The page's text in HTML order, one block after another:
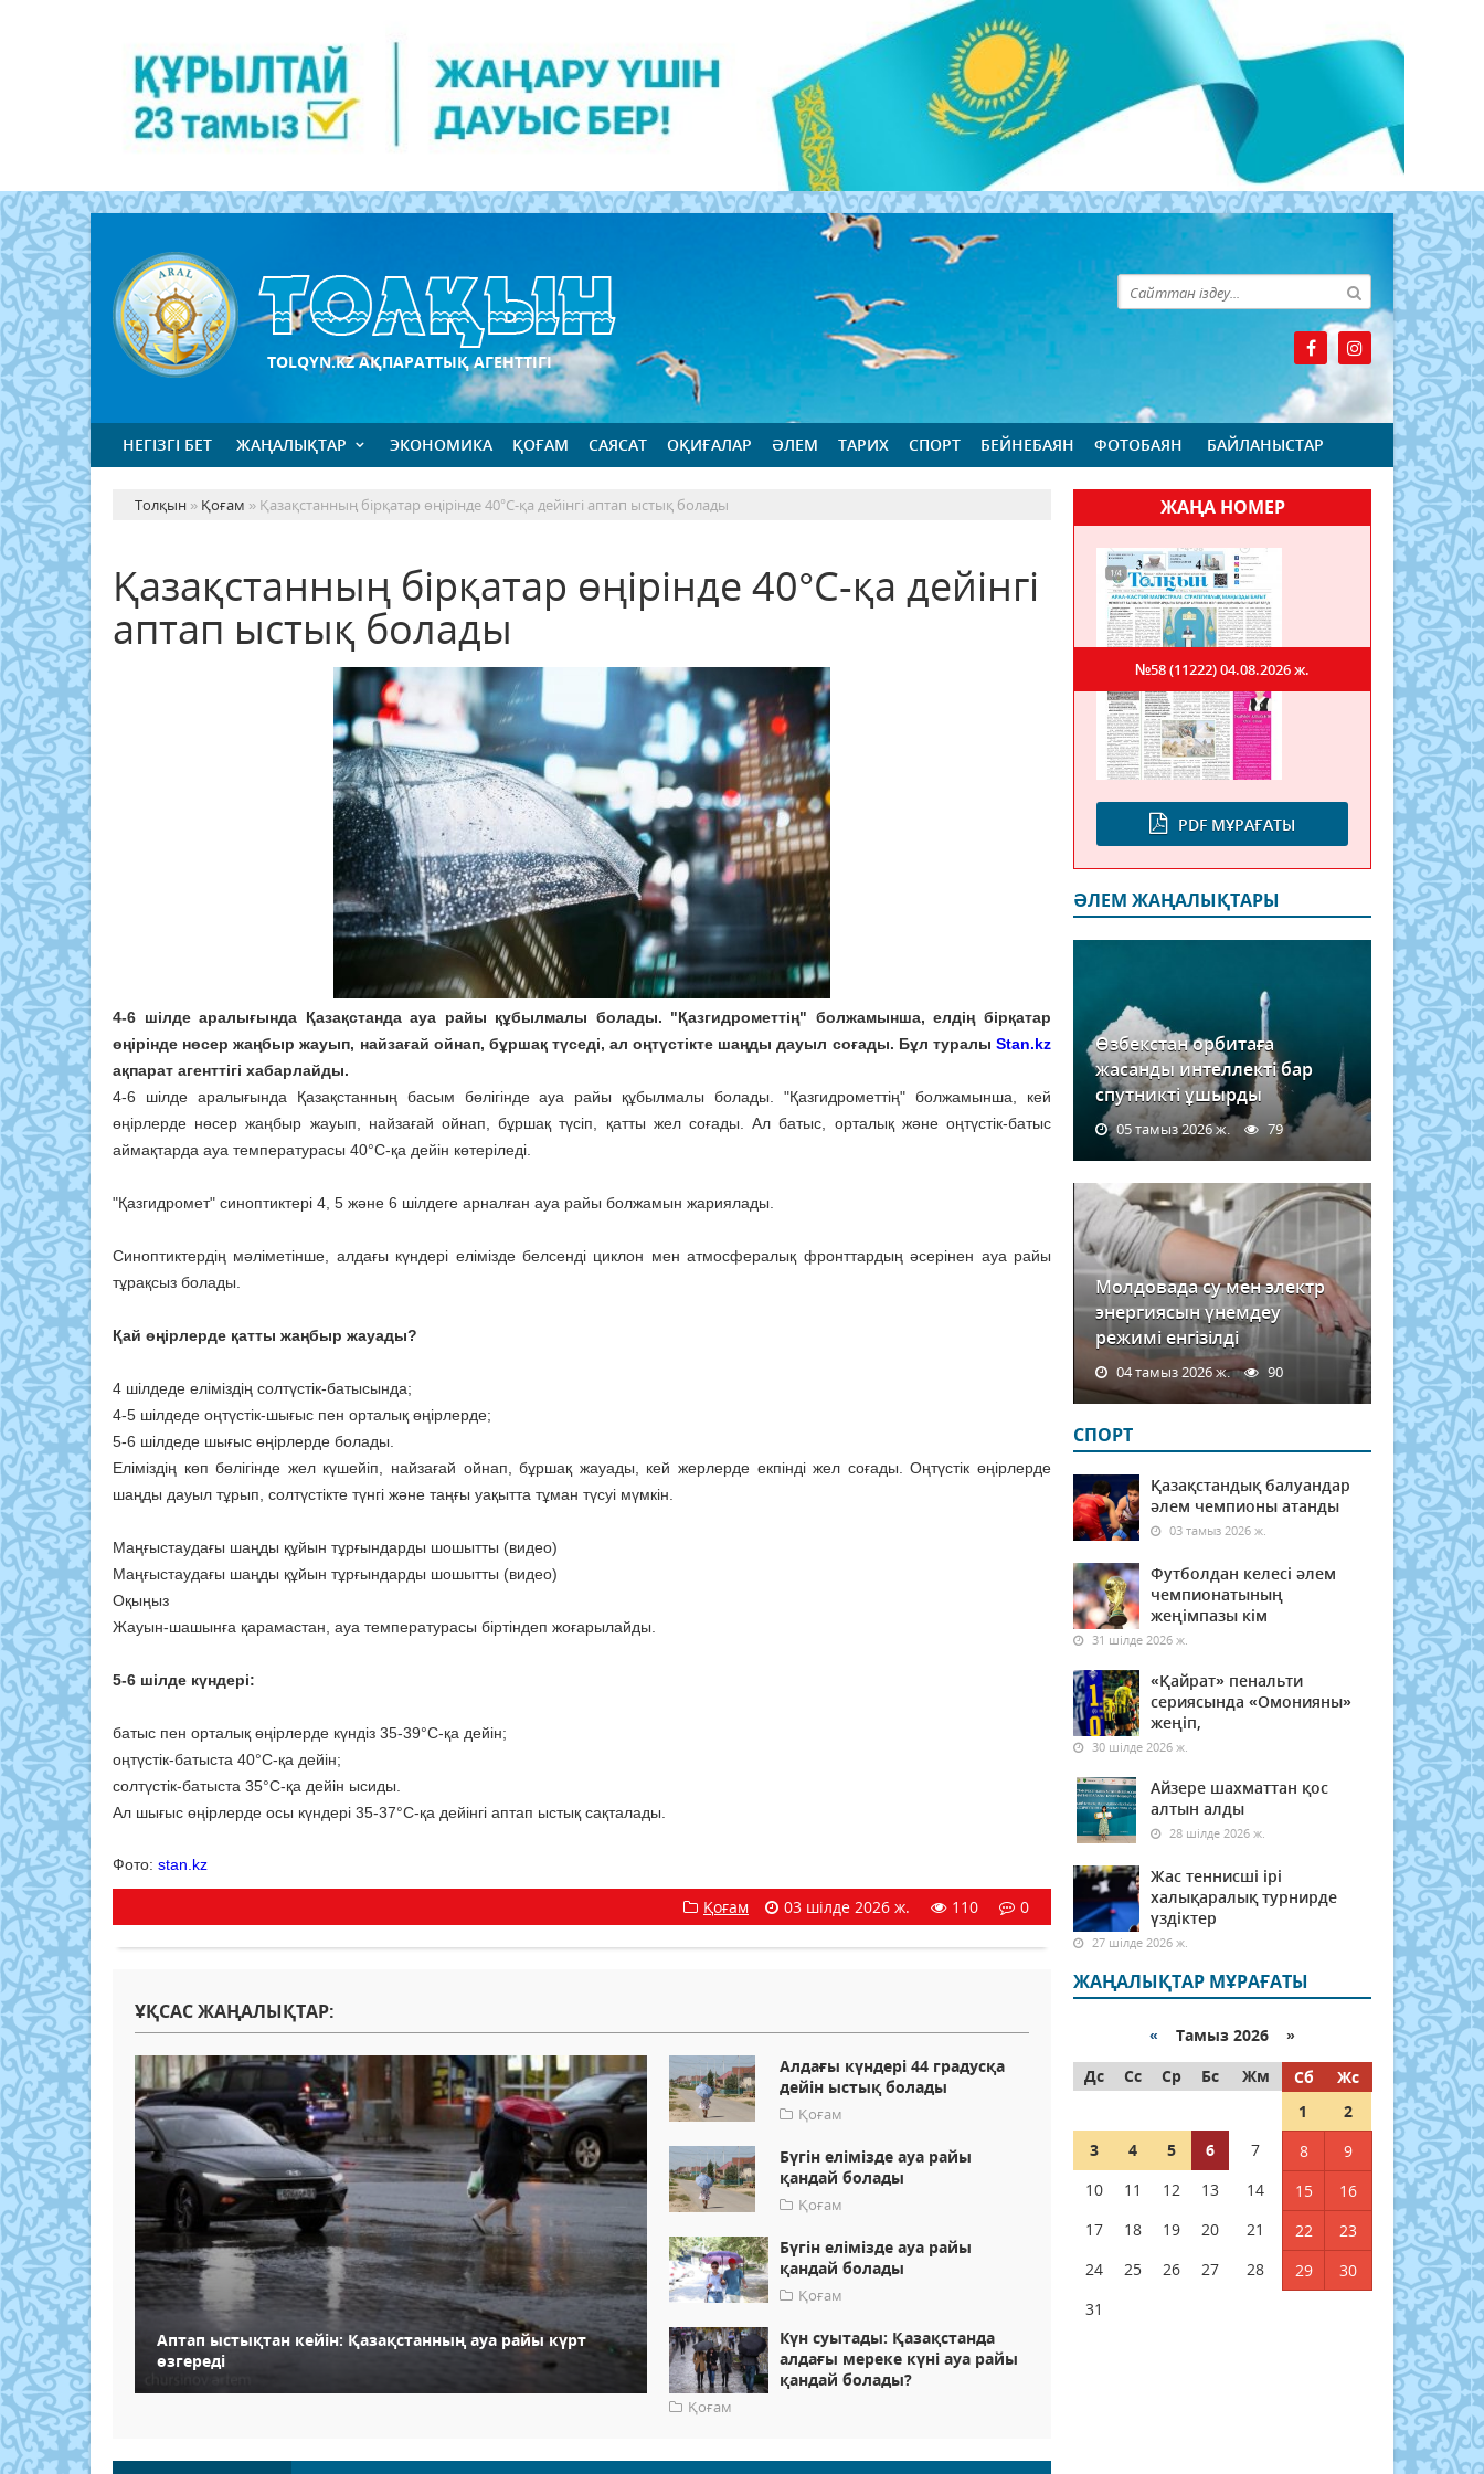
TOLQYN.KZ АҚПАРАТТЫҚ АГЕНТТІГІ
НЕГІЗГІ БЕТ ЖАҢАЛЫҚТАР ЭКОНОМИКА ҚОҒАМ САЯСАТ ОҚИҒАЛАР ӘЛЕМ ТАРИХ СПОРТ БЕЙНЕБАЯН ФОТОБАЯН БАЙЛАНЫСТАР
Толқын » Қоғам » Қазақстанның бірқатар өңірінде 40°C-қа дейінгі аптап ыстық болады
Қазақстанның бірқатар өңірінде 40°C-қа дейінгі
аптап ыстық болады
4-6 шілде аралығында Қазақстанда ауа райы құбылмалы болады. "Қазгидрометтің" болжамынша, елдің бірқатар
өңірінде нөсер жаңбыр жауып, найзағай ойнап, бұршақ түседі, ал оңтүстікте шаңды дауыл соғады. Бұл туралы Stan.kz
ақпарат агенттігі хабарлайды.
4-6 шілде аралығында Қазақстанның басым бөлігінде ауа райы құбылмалы болады. "Қазгидрометтің" болжамынша, кей
өңірлерде нөсер жаңбыр жауып, найзағай ойнап, бұршақ түсіп, қатты жел соғады. Ал батыс, орталық және оңтүстік-батыс
аймақтарда ауа температурасы 40°C-қа дейін көтеріледі.
"Қазгидромет" синоптиктері 4, 5 және 6 шілдеге арналған ауа райы болжамын жариялады.
Синоптиктердің мәліметінше, алдағы күндері елімізде белсенді циклон мен атмосфералық фронттардың әсерінен ауа райы
тұрақсыз болады.
Қай өңірлерде қатты жаңбыр жауады?
4 шілдеде еліміздің солтүстік-батысында;
4-5 шілдеде оңтүстік-шығыс пен орталық өңірлерде;
5-6 шілдеде шығыс өңірлерде болады.
Еліміздің көп бөлігінде жел күшейіп, найзағай ойнап, бұршақ жауады, кей жерлерде екпінді жел соғады. Оңтүстік өңірлерде
шаңды дауыл тұрып, солтүстікте түнгі және таңғы уақытта тұман түсуі мүмкін.
Маңғыстаудағы шаңды құйын тұрғындарды шошытты (видео)
Маңғыстаудағы шаңды құйын тұрғындарды шошытты (видео)
Оқыңыз
Жауын-шашынға қарамастан, ауа температурасы біртіндеп жоғарылайды.
5-6 шілде күндері:
батыс пен орталық өңірлерде күндіз 35-39°C-қа дейін;
оңтүстік-батыста 40°C-қа дейін;
солтүстік-батыста 35°C-қа дейін ысиды.
Ал шығыс өңірлерде осы күндері 35-37°C-қа дейінгі аптап ыстық сақталады.
Фото: stan.kz
Қоғам 03 шілде 2026 ж. 110 0
ҰҚСАС ЖАҢАЛЫҚТАР:
Аптап ыстықтан кейін: Қазақстанның ауа райы күрт
өзгереді
Алдағы күндері 44 градусқа
дейін ыстық болады
Қоғам
Бүгін елімізде ауа райы
қандай болады
Қоғам
Бүгін елімізде ауа райы
қандай болады
Қоғам
Күн суытады: Қазақстанда
алдағы мереке күні ауа райы
қандай болады?
Қоғам
ЖАҢА НОМЕР
PDF МҰРАҒАТЫ
№58 (11222)04.08.2026 ж.
ӘЛЕМ ЖАҢАЛЫҚТАРЫ
Өзбекстан орбитаға
жасанды интеллекті бар
спутникті ұшырды
05 тамыз 2026 ж. 79
Молдовада су мен электр
энергиясын үнемдеу
режимі енгізілді
04 тамыз 2026 ж. 90
СПОРТ
Қазақстандық балуандар
әлем чемпионы атанды
03 тамыз 2026 ж.
Футболдан келесі әлем
чемпионатының
жеңімпазы кім
31 шілде 2026 ж.
«Қайрат» пенальти
сериясында «Омонияны»
жеңіп,
30 шілде 2026 ж.
Айзере шахматтан қос
алтын алды
28 шілде 2026 ж.
Жас теннисші ірі
халықаралық турнирде
үздіктер
27 шілде 2026 ж.
ЖАҢАЛЫҚТАР МҰРАҒАТЫ
« Тамыз 2026 »
Дс
Сс Ср Бс Жм Сб
Жс
1
2
3
4 5 6 7 8
9
10
11 12 13 14 15
16
17
18 19 20 21 22
23
24
25 26 27 28 29
30
31